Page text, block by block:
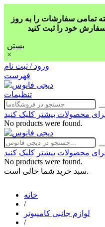
تمامی سفارشات را به روز
بستن
×
ورود / ثبت نام
فهرست
تنظیمات
No products were found.
No products were found.
سبد خرید شما خالی است.
خانه
/
لوازم جانبی کامپیوتر
/